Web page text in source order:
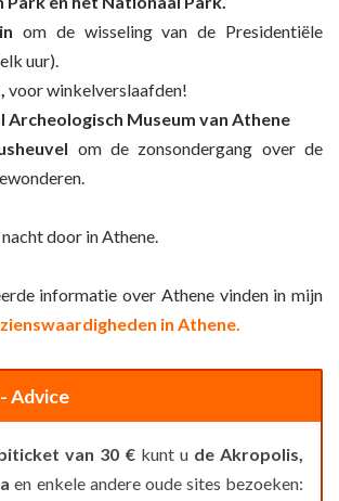
om de wisseling van de Presidentiële
uur).
voor winkelverslaafden!
Archeologisch Museum van Athene
om de zonsondergang over de
door in Athene.
informatie over Athene vinden in mijn
in Athene.
Advice
van 30 €kunt u de Akropolis,
en enkele andere oude sites bezoeken: